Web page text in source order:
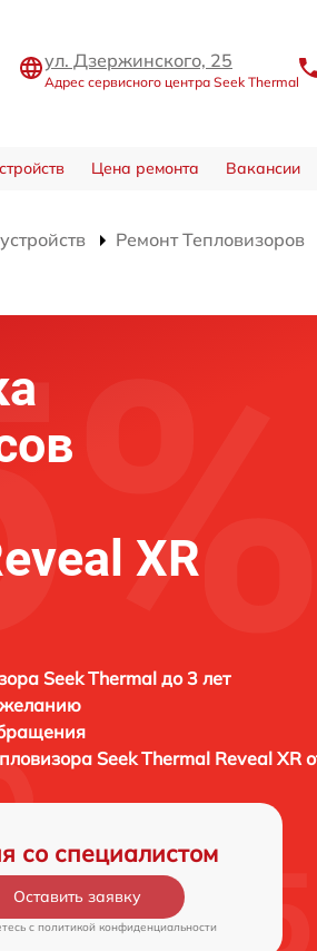
ул. Дзержинского, 25
Адрес сервисного центра Seek Thermal
Цена ремонта Вакансии
Ремонт Тепловизоров
XR
Seek Thermal до 3 лет
желанию
Seek Thermal Reveal XR
со специалистом
Оставить заявку
c политикой конфиденциальности